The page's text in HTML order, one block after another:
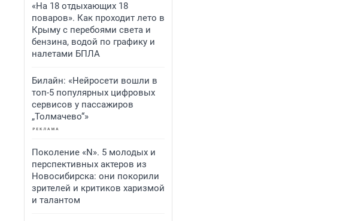
«На 18 отдыхающих 18
поваров». Как проходит лето в
Крыму с перебоями света и
бензина, водой по графику и
налетами БПЛА
Билайн: «Нейросети вошли в
топ-5 популярных цифровых
сервисов у пассажиров
„Толмачево“»
Поколение «N». 5 молодых и
перспективных актеров из
Новосибирска: они покорили
зрителей и критиков харизмой
и талантом